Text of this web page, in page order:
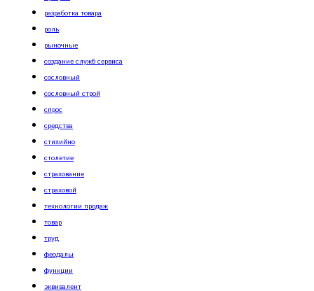
разработка товара
роль
рыночные
создание служб сервиса
сословный
сословный строй
спрос
средства
стихийно
столетие
страхование
страховой
технологии продаж
товар
труд
феодалы
функции
эквивалент